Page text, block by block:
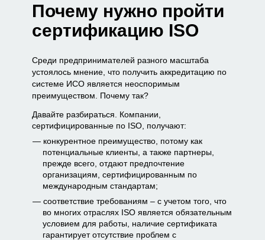
Почему нужно пройти
сертификацию ISO
Среди предпринимателей разного масштаба
устоялось мнение, что получить аккредитацию по
системе ИСО является неоспоримым
преимуществом. Почему так?
Давайте разбираться. Компании,
сертифицированные по ISO, получают:
конкурентное преимущество, потому как
потенциальные клиенты, а также партнеры,
прежде всего, отдают предпочтение
организациям, сертифицированным по
международным стандартам;
соответствие требованиям – с учетом того, что
во многих отраслях ISO является обязательным
условием для работы, наличие сертификата
гарантирует отсутствие проблем с